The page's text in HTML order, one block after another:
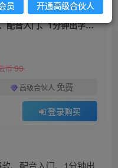
猫屎电影解说教程：百万点赞爆款、配音入门、1分钟出字幕PR剪辑、直播文案课等
币99
高级合伙人 免费
登录购买
员 开通高级合伙人